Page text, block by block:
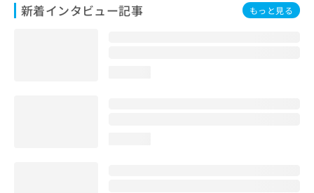
新着インタビュー記事 もっと見る